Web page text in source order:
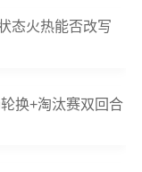
态火热能否改写
换+淘汰赛双回合